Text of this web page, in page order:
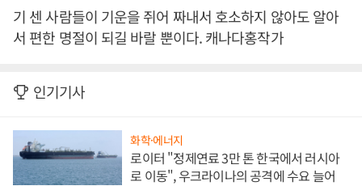
기 센 사람들이 기운을 쥐어 짜내서 호소하지 않아도 알아
서 편한 명절이 되길 바랄 뿐이다. 캐나다홍작가
인기기사
화학·에너지
로이터 "정제연료 3만 톤 한국에서 러시아
로 이동", 우크라이나의 공격에 수요 늘어